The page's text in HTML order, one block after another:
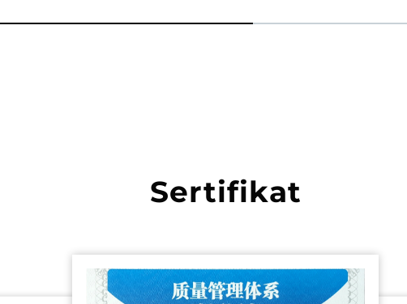
Sertifikat